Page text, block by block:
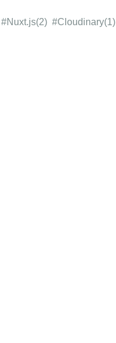
#Nuxt.js(2) #Cloudinary(1)